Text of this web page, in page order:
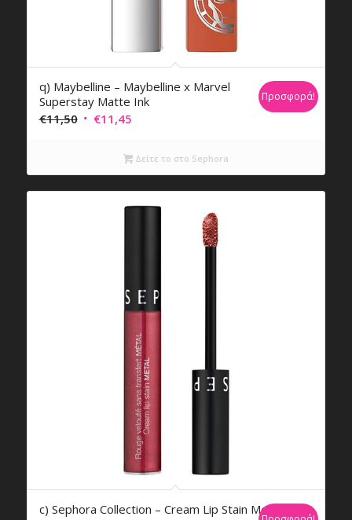
q) Maybelline – Maybelline x Marvel
Superstay Matte Ink
€11,50 Original
€11,50.
€11,45Η
τιμή
είναι:
€11,45.
Προσφορά!
Δείτε το στο Sephora
c) Sephora Collection – Cream Lip Stain Metal